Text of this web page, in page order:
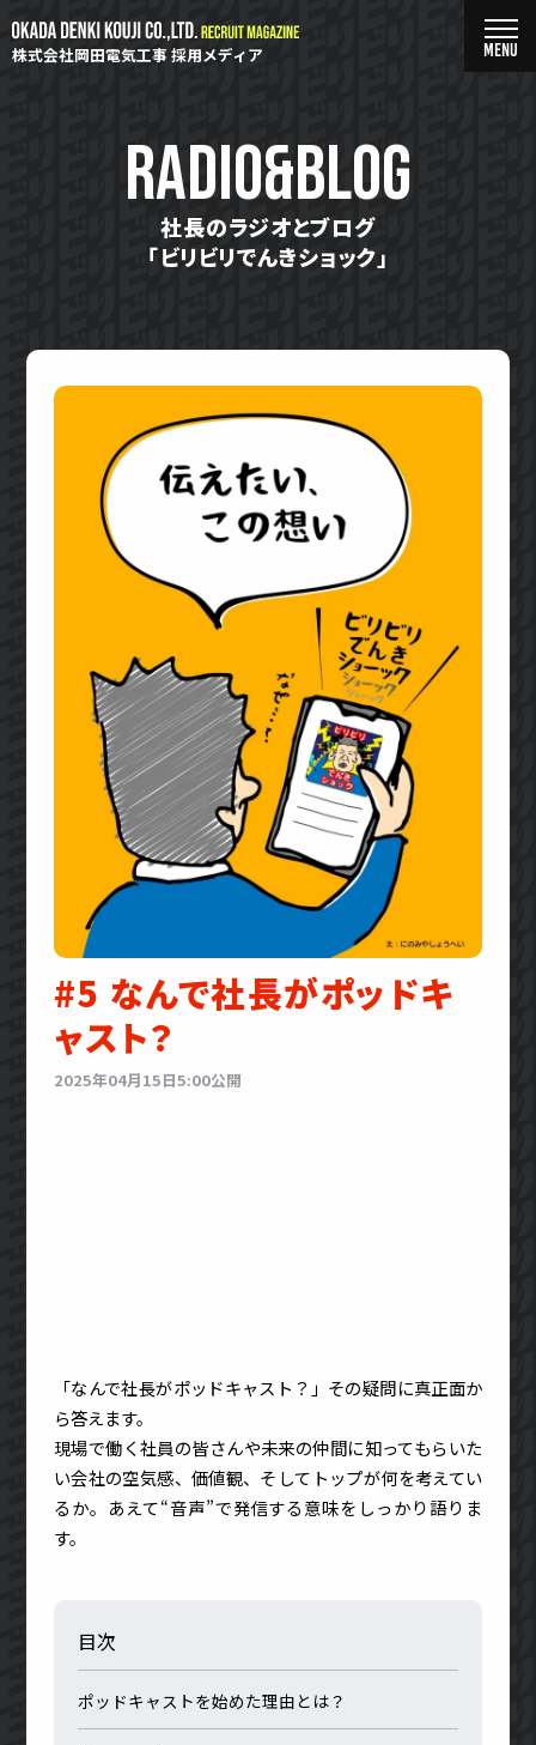
株式会社岡田電気工事 採用メディア
RADIO&BLOG
社長のラジオとブログ
「ビリビリでんきショック」
#5 なんで社長がポッドキ
ャスト？
2025年04月15日5:00公開
「なんで社長がポッドキャスト？」その疑問に真正面か
ら答えます。
現場で働く社員の皆さんや未来の仲間に知ってもらいた
い会社の空気感、価値観、そしてトップが何を考えてい
るか。あえて“音声”で発信する意味をしっかり語りま
す。
目次
ポッドキャストを始めた理由とは？